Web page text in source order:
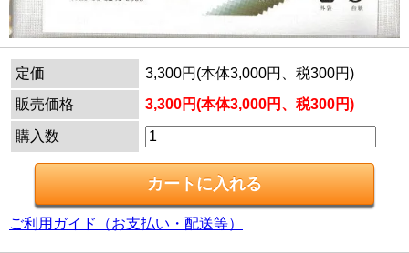
定価
3,300円(本体3,000円、税300円)
販売価格
3,300円(本体3,000円、税300円)
購入数
ご利用ガイド（お支払い・配送等）